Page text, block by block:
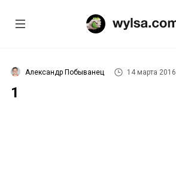
Александр Побыванец 14 марта 2016
1